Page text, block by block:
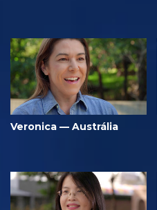
Veronica — Austrália